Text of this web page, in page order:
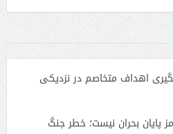
اهداف متخاصم در نزدیکی
پایان بحران نیست؛ خطر جنگ